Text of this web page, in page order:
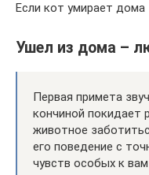
Если кот умирает дома
Ушел из дома –
Первая примета
кончиной покидает
животное
его поведение с
чувств особых к